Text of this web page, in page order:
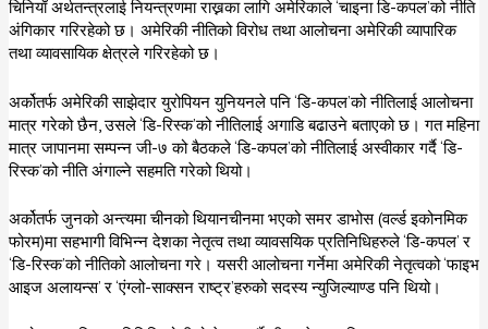
चिनियाँ अर्थतन्त्रलाई नियन्त्रणमा राख्नका लागि अमेरिकाले ‘चाइना डि-कपल’को नीति
अंगिकार गरिरहेको छ। अमेरिकी नीतिको विरोध तथा आलोचना अमेरिकी व्यापारिक
तथा व्यावसायिक क्षेत्रले गरिरहेको छ।
अर्कोतर्फ अमेरिकी साझेदार युरोपियन युनियनले पनि ‘डि-कपल’को नीतिलाई आलोचना
मात्र गरेको छैन, उसले ‘डि-रिस्क’को नीतिलाई अगाडि बढाउने बताएको छ। गत महिना
मात्र जापानमा सम्पन्न जी-७ को बैठकले ‘डि-कपल’को नीतिलाई अस्वीकार गर्दै ‘डि-
रिस्क’को नीति अंगाल्ने सहमति गरेको थियो।
अर्कोतर्फ जुनको अन्त्यमा चीनको थियानचीनमा भएको समर डाभोस (वर्ल्ड इकोनमिक
फोरम)मा सहभागी विभिन्न देशका नेतृत्व तथा व्यावसयिक प्रतिनिधिहरुले ‘डि-कपल’ र
‘डि-रिस्क’को नीतिको आलोचना गरे। यसरी आलोचना गर्नेमा अमेरिकी नेतृत्वको ‘फाइभ
आइज अलायन्स’ र ‘एंग्लो-साक्सन राष्ट्र’हरुको सदस्य न्युजिल्याण्ड पनि थियो।